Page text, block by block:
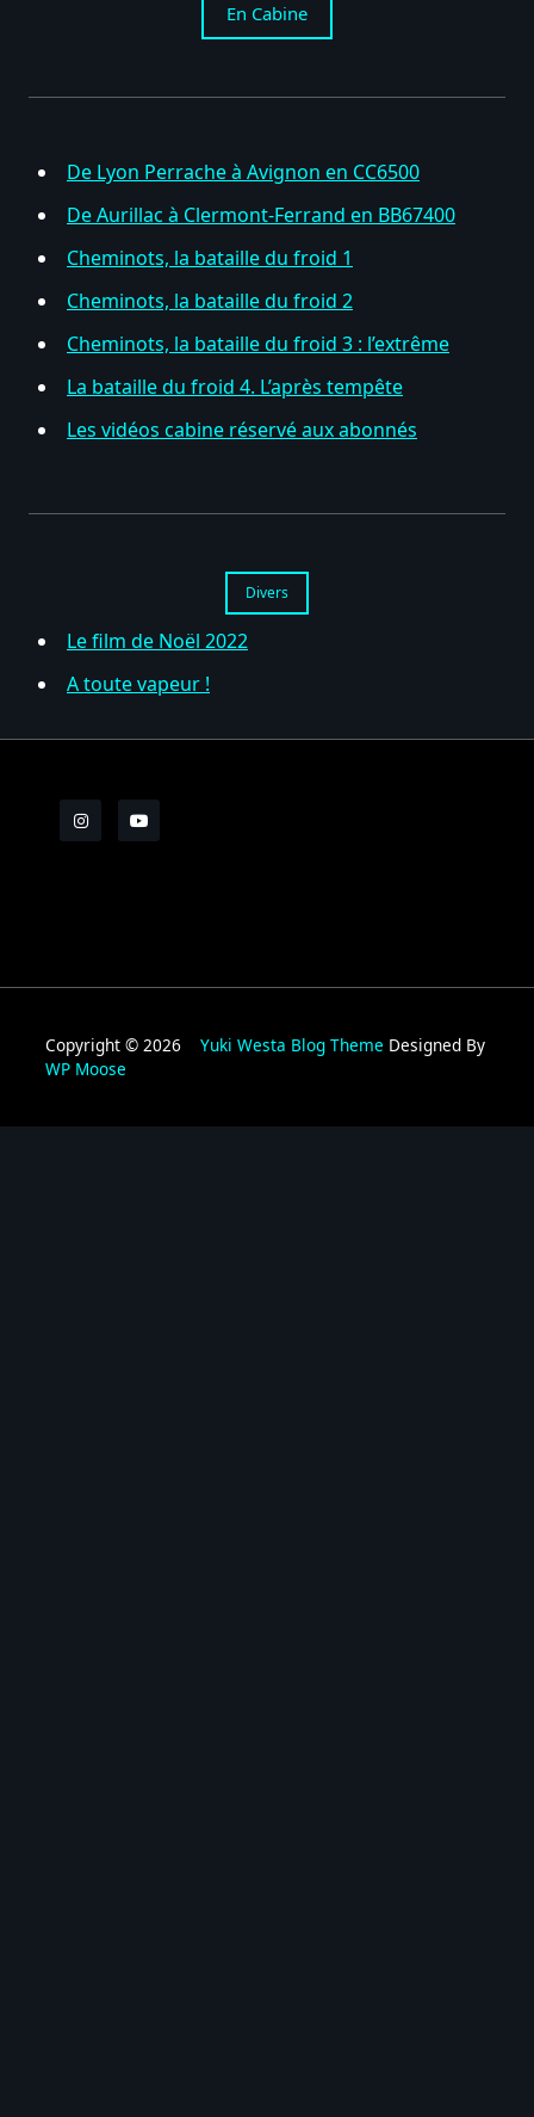
En Cabine
De Lyon Perrache à Avignon en CC6500
De Aurillac à Clermont-Ferrand en BB67400
Cheminots, la bataille du froid 1
Cheminots, la bataille du froid 2
Cheminots, la bataille du froid 3 : l’extrême
La bataille du froid 4. L’après tempête
Les vidéos cabine réservé aux abonnés
Divers
Le film de Noël 2022
A toute vapeur !
Copyright © 2026 Yuki Westa Blog Theme Designed By
WP Moose